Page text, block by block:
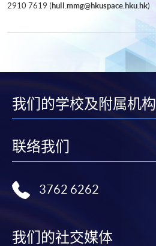
2910 7619 (hull.mmg@hkuspace.hku.hk)
我们的学校及附属机构
联络我们
3762 6262
我们的社交媒体